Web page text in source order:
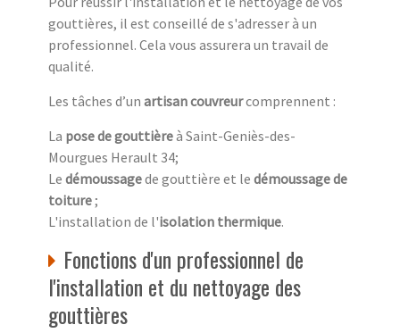
gouttières, il est conseillé de s'adresser à un
professionnel. Cela vous assurera un travail de
qualité.
Les tâches d’un artisan couvreurcomprennent :
La pose de gouttièreà Saint-Geniès-des-
Mourgues Herault 34;
Le démoussagede gouttière et le démoussage de
toiture;
L'installation de l'isolation thermique.
Fonctions d'un professionnel de
l'installation et du nettoyage des
gouttières